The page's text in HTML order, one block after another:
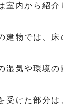
室内から紹介
建物では、床
湿気や環境の
受けた部分は